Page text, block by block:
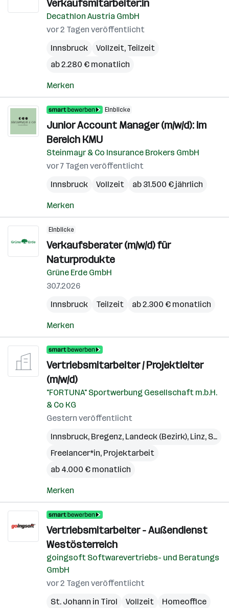
Verkaufsmitarbeiter:in
Decathlon Austria GmbH
vor 2 Tagen veröffentlicht
Innsbruck
Vollzeit, Teilzeit
ab 2.280 € monatlich
Merken
Einblicke
Junior Account Manager (m/w/d): im
Bereich KMU
Steinmayr & Co Insurance Brokers GmbH
vor 7 Tagen veröffentlicht
Innsbruck
Vollzeit ab 31.500 € jährlich
Merken
Einblicke
Verkaufsberater (m/w/d) für
Naturprodukte
Grüne Erde GmbH
30.7.2026
Innsbruck
Teilzeit ab 2.300 € monatlich
Merken
Vertriebsmitarbeiter / Projektleiter
(m/w/d)
"FORTUNA" Sportwerbung Gesellschaft m.b.H.
& Co KG
Gestern veröffentlicht
Innsbruck, Bregenz, Landeck (Bezirk), Linz, St. Pölten
Freelancer*in, Projektarbeit
ab 4.000 € monatlich
Merken
Vertriebsmitarbeiter - Außendienst
Westösterreich
goingsoft Softwarevertriebs- und Beratungs
GmbH
vor 2 Tagen veröffentlicht
St. Johann in Tirol
Vollzeit
Homeoffice